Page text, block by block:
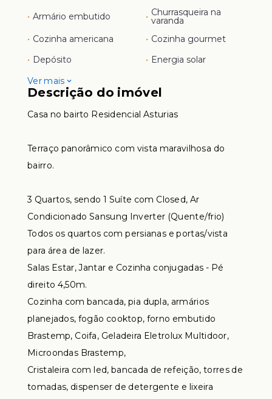
• Armário embutido • Churrasqueira na
varanda
• Cozinha americana • Cozinha gourmet
• Depósito • Energia solar
Ver mais
Descrição do imóvel
Casa no bairto Residencial Asturias
Terraço panorâmico com vista maravilhosa do
bairro.
3 Quartos, sendo 1 Suíte com Closed, Ar
Condicionado Sansung Inverter (Quente/frio)
Todos os quartos com persianas e portas/vista
para área de lazer.
Salas Estar, Jantar e Cozinha conjugadas - Pé
direito 4,50m.
Cozinha com bancada, pia dupla, armários
planejados, fogão cooktop, forno embutido
Brastemp, Coifa, Geladeira Eletrolux Multidoor,
Microondas Brastemp,
Cristaleira com led, bancada de refeição, torres de
tomadas, dispenser de detergente e lixeira